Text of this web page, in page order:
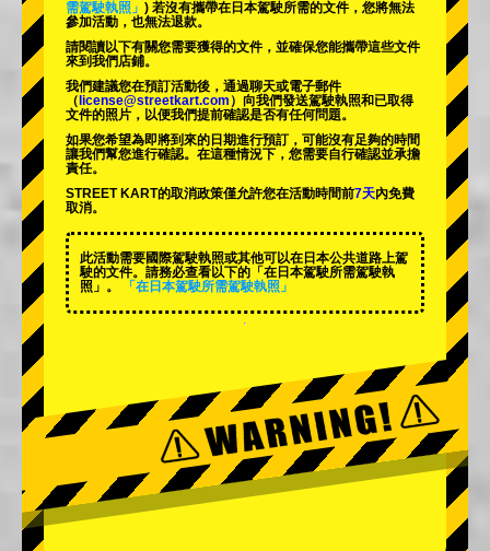
沖繩
需駕駛執照」 ) 若沒有攜帶在日本駕駛所需的文件，您將無法
參加活動，也無法退款。
請閱讀以下有關您需要獲得的文件，並確保您能攜帶這些文件
來到我們店鋪。
我們建議您在預訂活動後，通過聊天或電子郵件
（ license@streetkart.com ）向我們發送駕駛執照和已取得
文件的照片，以便我們提前確認是否有任何問題。
如果您希望為即將到來的日期進行預訂，可能沒有足夠的時間
讓我們幫您進行確認。在這種情況下，您需要自行確認並承擔
責任。
STREET KART的取消政策僅允許您在活動時間前7天內免費
取消。
此活動需要國際駕駛執照或其他可以在日本公共道路上駕
駛的文件。請務必查看以下的「在日本駕駛所需駕駛執
照」。
「在日本駕駛所需駕駛執照」